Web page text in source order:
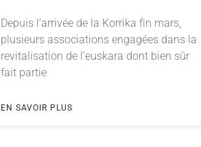
Depuis l’arrivée de la Korrika fin mars,
plusieurs associations engagées dans la
revitalisation de l’euskara dont bien sûr
fait partie
EN SAVOIR PLUS